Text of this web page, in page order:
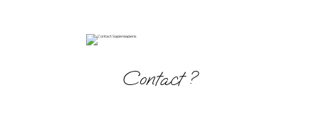
Contact ?